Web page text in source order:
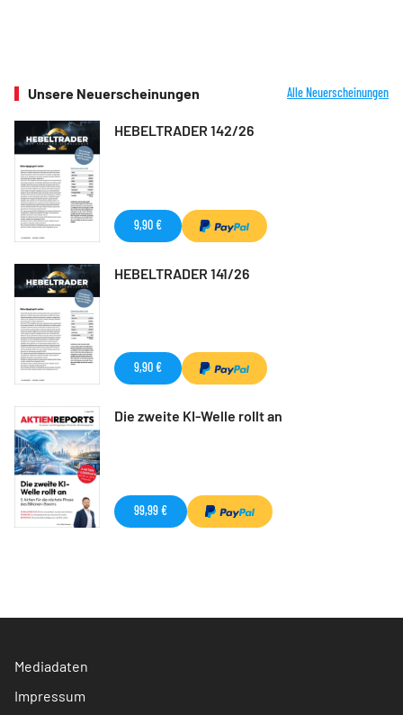
Unsere Neuerscheinungen Alle Neuerscheinungen
HEBELTRADER 142/26
9,90 €
HEBELTRADER 141/26
9,90 €
Die zweite KI-Welle rollt an
99,99 €
Mediadaten
Impressum